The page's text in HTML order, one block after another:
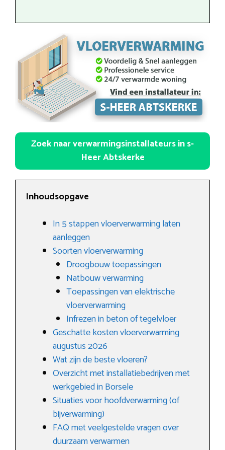
Zoek naar verwarmingsinstallateurs in s-
Heer Abtskerke
Inhoudsopgave
In 5 stappen vloerverwarming laten
aanleggen
Soorten vloerverwarming
Droogbouw toepassingen
Natbouw verwarming
Toepassingen van elektrische
vloerverwarming
Infrezen in beton of tegelvloer
Geschatte kosten vloerverwarming
augustus 2026
Wat zijn de beste vloeren?
Overzicht met installatiebedrijven met
werkgebied in Borsele
Situaties voor hoofdverwarming (of
bijverwarming)
FAQ met veelgestelde vragen over
duurzaam verwarmen